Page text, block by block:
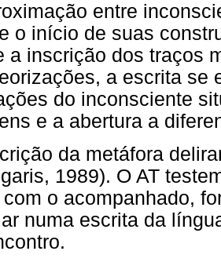
entre
o início de suas
a inscrição dos traços
a escrita se
do inconsciente
e a abertura a
da metáfora
1989). O AT
o acompanhado,
numa escrita da